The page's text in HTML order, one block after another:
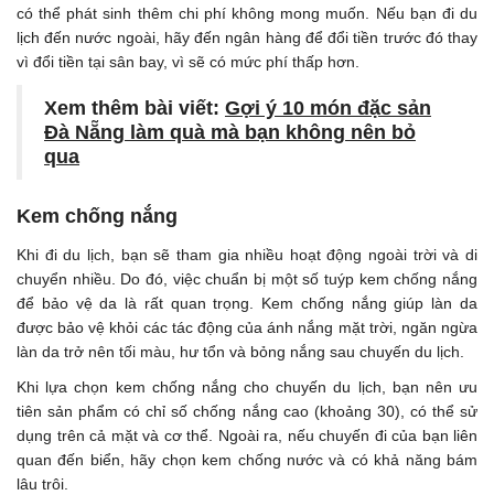
có thể phát sinh thêm chi phí không mong muốn. Nếu bạn đi du
lịch đến nước ngoài, hãy đến ngân hàng để đổi tiền trước đó thay
vì đổi tiền tại sân bay, vì sẽ có mức phí thấp hơn.
Xem thêm bài viết: Gợi ý 10 món đặc sản
Đà Nẵng làm quà mà bạn không nên bỏ
qua
Kem chống nắng
Khi đi du lịch, bạn sẽ tham gia nhiều hoạt động ngoài trời và di
chuyển nhiều. Do đó, việc chuẩn bị một số tuýp kem chống nắng
để bảo vệ da là rất quan trọng. Kem chống nắng giúp làn da
được bảo vệ khỏi các tác động của ánh nắng mặt trời, ngăn ngừa
làn da trở nên tối màu, hư tổn và bỏng nắng sau chuyến du lịch.
Khi lựa chọn kem chống nắng cho chuyến du lịch, bạn nên ưu
tiên sản phẩm có chỉ số chống nắng cao (khoảng 30), có thể sử
dụng trên cả mặt và cơ thể. Ngoài ra, nếu chuyến đi của bạn liên
quan đến biển, hãy chọn kem chống nước và có khả năng bám
lâu trôi.